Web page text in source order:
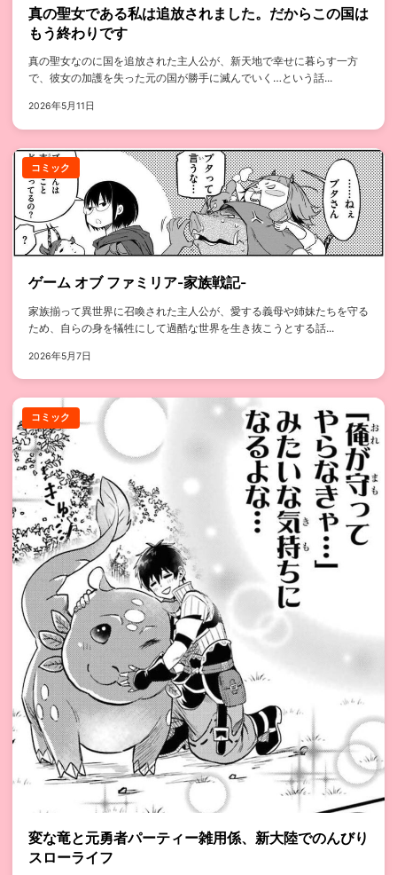
真の聖女である私は追放されました。だからこの国は
もう終わりです
真の聖女なのに国を追放された主人公が、新天地で幸せに暮らす一方
で、彼女の加護を失った元の国が勝手に滅んでいく…という話...
2026年5月11日
コミック
ゲーム オブ ファミリア-家族戦記-
家族揃って異世界に召喚された主人公が、愛する義母や姉妹たちを守る
ため、自らの身を犠牲にして過酷な世界を生き抜こうとする話...
2026年5月7日
コミック
変な竜と元勇者パーティー雑用係、新大陸でのんびり
スローライフ